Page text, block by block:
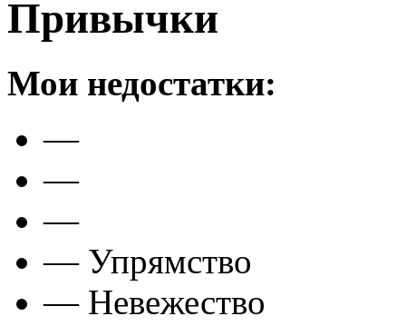
Привычки
Мои недостатки:
—
—
—
— Упрямство
— Невежество